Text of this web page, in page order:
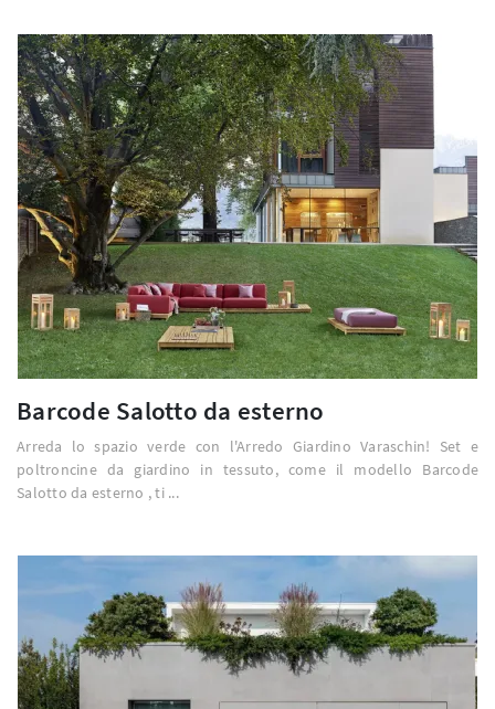
Barcode Salotto da esterno
Arreda lo spazio verde con l'Arredo Giardino Varaschin! Set e
poltroncine da giardino in tessuto, come il modello Barcode
Salotto da esterno , ti ...